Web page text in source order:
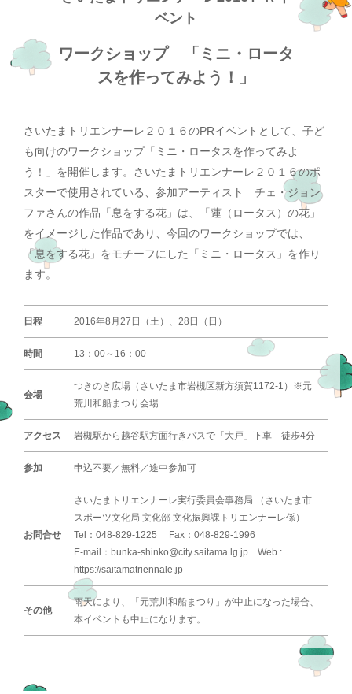
ベント
ワークショップ 「ミニ・ロータ
スを作ってみよう！」
さいたまトリエンナーレ２０１６のPRイベントとして、子ど
も向けのワークショップ「ミニ・ロータスを作ってみよ
う！」を開催します。さいたまトリエンナーレ２０１６のポ
スターで使用されている、参加アーティスト チェ・ジョン
ファさんの作品「息をする花」は、「蓮（ロータス）の花」
をイメージした作品であり、今回のワークショップでは、
「息をする花」をモチーフにした「ミニ・ロータス」を作り
ます。
日程 2016年8月27日（土）、28日（日）
時間 13：00～16：00
会場
つきのき広場（さいたま市岩槻区新方須賀1172‐1）※元
荒川和船まつり会場
アクセス 岩槻駅から越谷駅方面行きバスで「大戸」下車 徒歩4分
参加 申込不要／無料／途中参加可
お問合せ
さいたまトリエンナーレ実行委員会事務局 （さいたま市
スポーツ文化局 文化部 文化振興課トリエンナーレ係）
Tel：048-829-1225 Fax：048-829-1996
E-mail：bunka-shinko@city.saitama.lg.jp Web :
https://saitamatriennale.jp
その他
雨天により、「元荒川和船まつり」が中止になった場合、
本イベントも中止になります。